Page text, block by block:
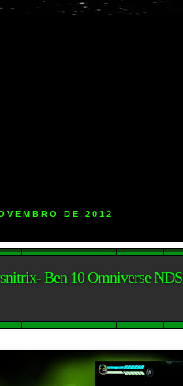
DE 2012
Ben 10 Omniverse NDS